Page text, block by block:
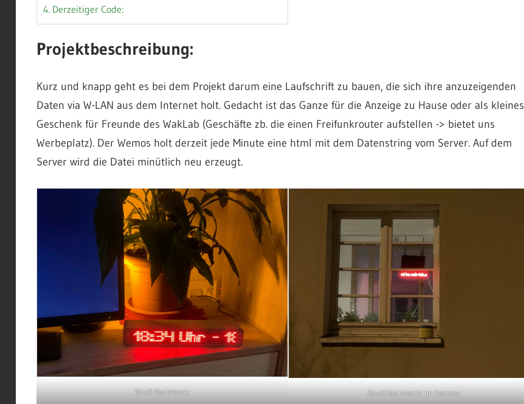
Derzeitiger Code:
Projektbeschreibung:
Kurz und knapp geht es bei dem Projekt darum eine Laufschrift zu bauen, die sich ihre anzuzeigenden
Daten via W-LAN aus dem Internet holt. Gedacht ist das Ganze für die Anzeige zu Hause oder als kleines
Geschenk für Freunde des WakLab (Geschäfte zb. die einen Freifunkrouter aufstellen -> bietet uns
Werbeplatz). Der Wemos holt derzeit jede Minute eine html mit dem Datenstring vom Server. Auf dem
Server wird die Datei minütlich neu erzeugt.
64×8 Dot Matrix 64×8 Dot Matrix im Fenster